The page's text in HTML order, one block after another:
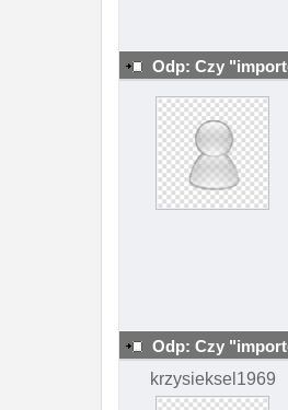
Odp: Czy
Odp: Czy
krzysieksel1969